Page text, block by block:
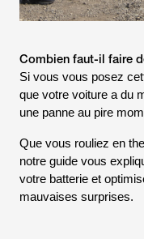
Combien faut-il faire
Si vous vous posez
que votre voiture a du
une panne au pire
Que vous rouliez en
notre guide vous
votre batterie et
mauvaises surprises.